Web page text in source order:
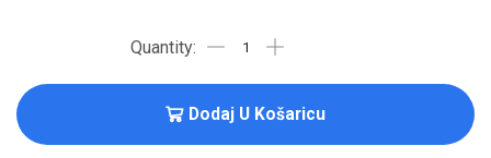
Dodaj U Košaricu